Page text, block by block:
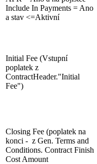
Include In Payments = Ano
a stav <=Aktivní
Initial Fee (Vstupní
poplatek z
ContractHeader."Initial
Fee")
Closing Fee (poplatek na
konci - z Gen. Terms and
Conditions. Contract Finish
Cost Amount